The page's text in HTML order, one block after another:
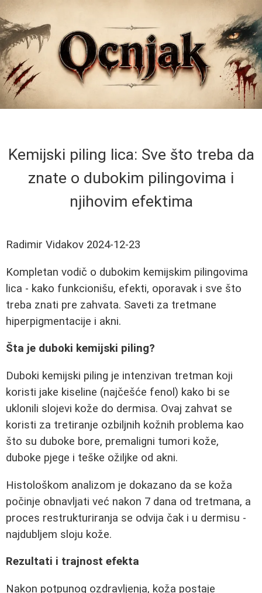
Kemijski piling lica: Sve što treba da
znate o dubokim pilingovima i
njihovim efektima
Radimir Vidakov 2024-12-23
Kompletan vodič o dubokim kemijskim pilingovima
lica - kako funkcionišu, efekti, oporavak i sve što
treba znati pre zahvata. Saveti za tretmane
hiperpigmentacije i akni.
Šta je duboki kemijski piling?
Duboki kemijski piling je intenzivan tretman koji
koristi jake kiseline (najčešće fenol) kako bi se
uklonili slojevi kože do dermisa. Ovaj zahvat se
koristi za tretiranje ozbiljnih kožnih problema kao
što su duboke bore, premaligni tumori kože,
duboke pjege i teške ožiljke od akni.
Histološkom analizom je dokazano da se koža
počinje obnavljati već nakon 7 dana od tretmana, a
proces restrukturiranja se odvija čak i u dermisu -
najdubljem sloju kože.
Rezultati i trajnost efekta
Nakon potpunog ozdravljenja, koža postaje